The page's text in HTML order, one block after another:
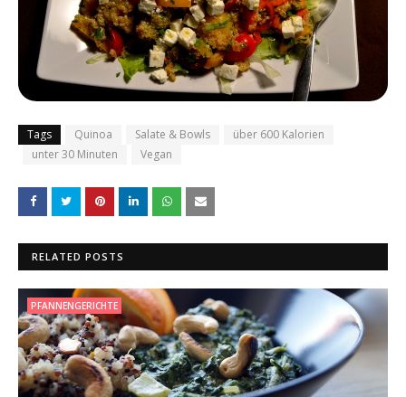
Tags Quinoa Salate & Bowls
über 600 Kalorien
unter 30 Minuten
Vegan
RELATED POSTS
PFANNENGERICHTE